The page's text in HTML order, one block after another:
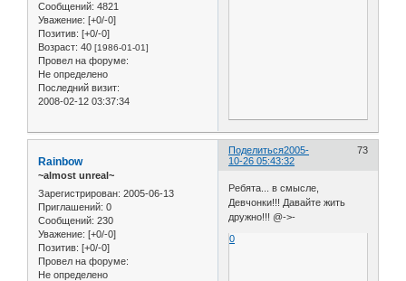
Сообщений: 4821
Уважение: [+0/-0]
Позитив: [+0/-0]
Возраст: 40 [1986-01-01]
Провел на форуме:
Не определено
Последний визит:
2008-02-12 03:37:34
Поделиться 73
2005-
10-26 05:43:32
Rainbow
~almost unreal~
Зарегистрирован: 2005-06-13
Приглашений: 0
Сообщений: 230
Уважение: [+0/-0]
Позитив: [+0/-0]
Провел на форуме:
Не определено
Ребята... в смысле,
Девчонки!!! Давайте жить
дружно!!! @->-
0